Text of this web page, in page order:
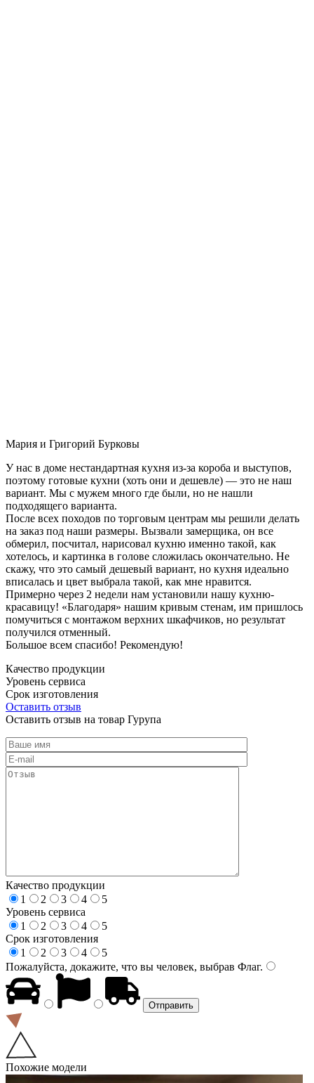
Мария и Григорий Бурковы
У нас в доме нестандартная кухня из-за короба и выступов,
поэтому готовые кухни (хоть они и дешевле) — это не наш
вариант. Мы с мужем много где были, но не нашли
подходящего варианта.
После всех походов по торговым центрам мы решили делать
на заказ под наши размеры. Вызвали замерщика, он все
обмерил, посчитал, нарисовал кухню именно такой, как
хотелось, и картинка в голове сложилась окончательно. Не
скажу, что это самый дешевый вариант, но кухня идеально
вписалась и цвет выбрала такой, как мне нравится.
Примерно через 2 недели нам установили нашу кухню-
красавицу! «Благодаря» нашим кривым стенам, им пришлось
помучиться с монтажом верхних шкафчиков, но результат
получился отменный.
Большое всем спасибо! Рекомендую!
Качество продукции
Уровень сервиса
Срок изготовления
Оставить отзыв
Оставить отзыв на товар Гурупа
Качество продукции
1
2 3 4
5
Уровень сервиса
1
2 3 4
5
Срок изготовления
1
2 3 4
5
Пожалуйста, докажите, что вы человек, выбрав Флаг.
Похожие модели